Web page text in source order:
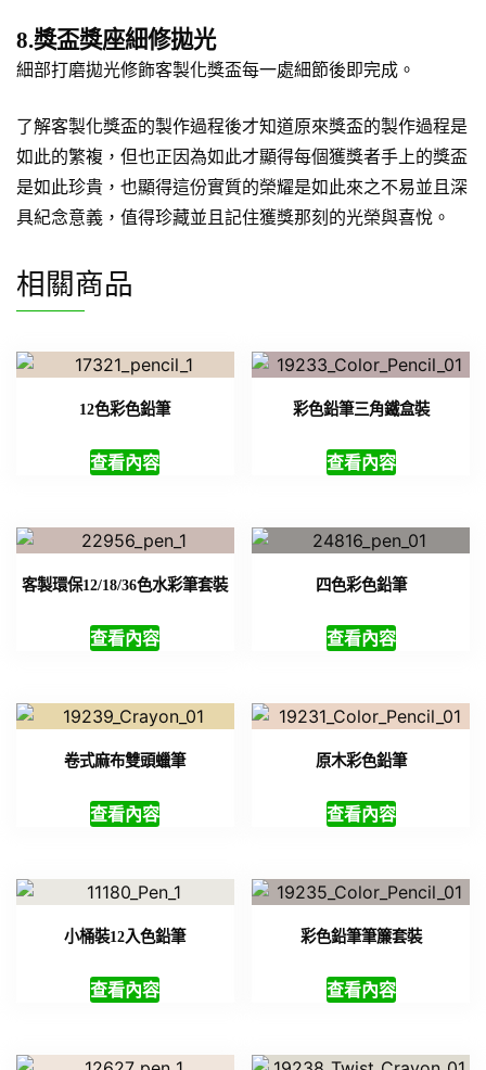
8.獎盃獎座細修拋光
細部打磨拋光修飾客製化獎盃每一處細節後即完成。
了解客製化獎盃的製作過程後才知道原來獎盃的製作過程是
如此的繁複，但也正因為如此才顯得每個獲獎者手上的獎盃
是如此珍貴，也顯得這份實質的榮耀是如此來之不易並且深
具紀念意義，值得珍藏並且記住獲獎那刻的光榮與喜悅。
相關商品
12色彩色鉛筆
查看內容
彩色鉛筆三角鐵盒裝
查看內容
客製環保12/18/36色水彩筆套裝
查看內容
四色彩色鉛筆
查看內容
卷式麻布雙頭蠟筆
查看內容
原木彩色鉛筆
查看內容
小桶裝12入色鉛筆
查看內容
彩色鉛筆筆簾套裝
查看內容